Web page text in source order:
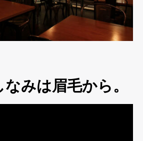
みは眉毛から。